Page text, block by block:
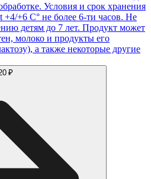
Условия и срок хранения
+4/+6 С° не более 6-ти часов. Не
детям до 7 лет. Продукт может
молоко и продукты его
а также некоторые другие
₽